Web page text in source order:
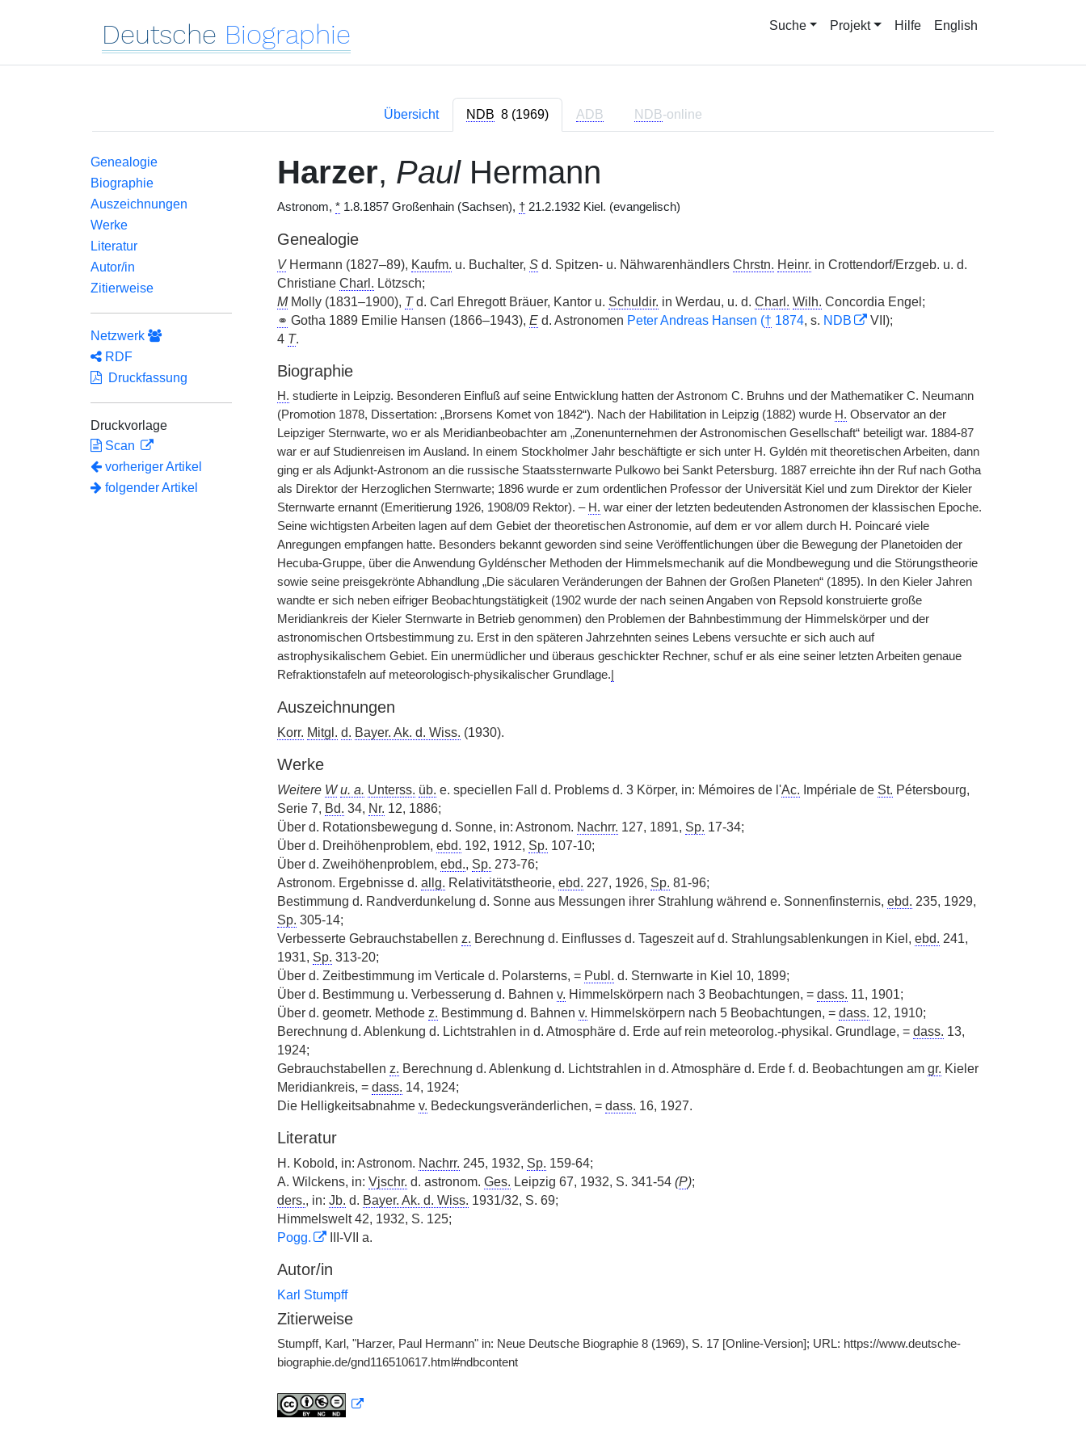
Deutsche Biographie Suche Projekt Hilfe English
Übersicht NDB 8 (1969) ADB NDB-online
Genealogie
Biographie
Auszeichnungen
Werke
Literatur
Autor/in
Zitierweise
Netzwerk
RDF
Druckfassung
Druckvorlage
Scan
vorheriger Artikel
folgender Artikel
Harzer, PaulHermann
Astronom, *1.8.1857 Großenhain (Sachsen), †21.2.1932 Kiel. (evangelisch)
Genealogie
VHermann (1827–89), Kaufm. u. Buchalter, Sd. Spitzen- u. Nähwarenhändlers Chrstn. Heinr. in Crottendorf/Erzgeb. u. d.
Christiane Charl. Lötzsch;
MMolly (1831–1900), Td. Carl Ehregott Bräuer, Kantor u. Schuldir. in Werdau, u. d. Charl. Wilh. Concordia Engel;
⚭ Gotha 1889 Emilie Hansen (1866–1943), Ed. Astronomen Peter Andreas Hansen († 1874, s. NDB
VII);
4 T.
Biographie
H. studierte in Leipzig. Besonderen Einfluß auf seine Entwicklung hatten der Astronom C. Bruhns und der Mathematiker C. Neumann
(Promotion 1878, Dissertation: „Brorsens Komet von 1842“). Nach der Habilitation in Leipzig (1882) wurde H. Observator an der
Leipziger Sternwarte, wo er als Meridianbeobachter am „Zonenunternehmen der Astronomischen Gesellschaft“ beteiligt war. 1884-87
war er auf Studienreisen im Ausland. In einem Stockholmer Jahr beschäftigte er sich unter H. Gyldén mit theoretischen Arbeiten, dann
ging er als Adjunkt-Astronom an die russische Staatssternwarte Pulkowo bei Sankt Petersburg. 1887 erreichte ihn der Ruf nach Gotha
als Direktor der Herzoglichen Sternwarte; 1896 wurde er zum ordentlichen Professor der Universität Kiel und zum Direktor der Kieler
Sternwarte ernannt (Emeritierung 1926, 1908/09 Rektor). – H. war einer der letzten bedeutenden Astronomen der klassischen Epoche.
Seine wichtigsten Arbeiten lagen auf dem Gebiet der theoretischen Astronomie, auf dem er vor allem durch H. Poincaré viele
Anregungen empfangen hatte. Besonders bekannt geworden sind seine Veröffentlichungen über die Bewegung der Planetoiden der
Hecuba-Gruppe, über die Anwendung Gyldénscher Methoden der Himmelsmechanik auf die Mondbewegung und die Störungstheorie
sowie seine preisgekrönte Abhandlung „Die säcularen Veränderungen der Bahnen der Großen Planeten“ (1895). In den Kieler Jahren
wandte er sich neben eifriger Beobachtungstätigkeit (1902 wurde der nach seinen Angaben von Repsold konstruierte große
Meridiankreis der Kieler Sternwarte in Betrieb genommen) den Problemen der Bahnbestimmung der Himmelskörper und der
astronomischen Ortsbestimmung zu. Erst in den späteren Jahrzehnten seines Lebens versuchte er sich auch auf
astrophysikalischem Gebiet. Ein unermüdlicher und überaus geschickter Rechner, schuf er als eine seiner letzten Arbeiten genaue
Refraktionstafeln auf meteorologisch-physikalischer Grundlage.
Auszeichnungen
Korr. Mitgl. d. Bayer. Ak. d. Wiss. (1930).
Werke
Weitere W u. a. Unterss. üb. e. speciellen Fall d. Problems d. 3 Körper, in: Mémoires de l'Ac. Impériale de St. Pétersbourg,
Serie 7, Bd. 34, Nr. 12, 1886;
Über d. Rotationsbewegung d. Sonne, in: Astronom. Nachrr. 127, 1891, Sp. 17-34;
Über d. Dreihöhenproblem, ebd. 192, 1912, Sp. 107-10;
Über d. Zweihöhenproblem, ebd., Sp. 273-76;
Astronom. Ergebnisse d. allg. Relativitätstheorie, ebd. 227, 1926, Sp. 81-96;
Bestimmung d. Randverdunkelung d. Sonne aus Messungen ihrer Strahlung während e. Sonnenfinsternis, ebd. 235, 1929,
Sp. 305-14;
Verbesserte Gebrauchstabellen z. Berechnung d. Einflusses d. Tageszeit auf d. Strahlungsablenkungen in Kiel, ebd. 241,
1931, Sp. 313-20;
Über d. Zeitbestimmung im Verticale d. Polarsterns, = Publ. d. Sternwarte in Kiel 10, 1899;
Über d. Bestimmung u. Verbesserung d. Bahnen v. Himmelskörpern nach 3 Beobachtungen, = dass. 11, 1901;
Über d. geometr. Methode z. Bestimmung d. Bahnen v. Himmelskörpern nach 5 Beobachtungen, = dass. 12, 1910;
Berechnung d. Ablenkung d. Lichtstrahlen in d. Atmosphäre d. Erde auf rein meteorolog.-physikal. Grundlage, = dass. 13,
1924;
Gebrauchstabellen z. Berechnung d. Ablenkung d. Lichtstrahlen in d. Atmosphäre d. Erde f. d. Beobachtungen am gr. Kieler
Meridiankreis, = dass. 14, 1924;
Die Helligkeitsabnahme v. Bedeckungsveränderlichen, = dass. 16, 1927.
Literatur
H. Kobold, in: Astronom. Nachrr. 245, 1932, Sp. 159-64;
A. Wilckens, in: Vjschr. d. astronom. Ges. Leipzig 67, 1932, S. 341-54 (P);
ders., in: Jb. d. Bayer. Ak. d. Wiss. 1931/32, S. 69;
Himmelswelt 42, 1932, S. 125;
Pogg.
III-VII a.
Autor/in
Karl Stumpff
Zitierweise
Stumpff, Karl, "Harzer, Paul Hermann" in: Neue Deutsche Biographie 8 (1969), S. 17 [Online-Version]; URL: https://www.deutsche-
biographie.de/gnd116510617.html#ndbcontent